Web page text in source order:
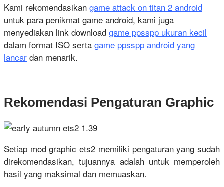
Kami rekomendasikan game attack on titan 2 android
untuk para penikmat game android, kami juga
menyediakan link download game ppsspp ukuran kecil
dalam format ISO serta game ppsspp android yang
lancar dan menarik.
Rekomendasi Pengaturan Graphic
Setiap mod graphic ets2 memiliki pengaturan yang sudah
direkomendasikan, tujuannya adalah untuk memperoleh
hasil yang maksimal dan memuaskan.